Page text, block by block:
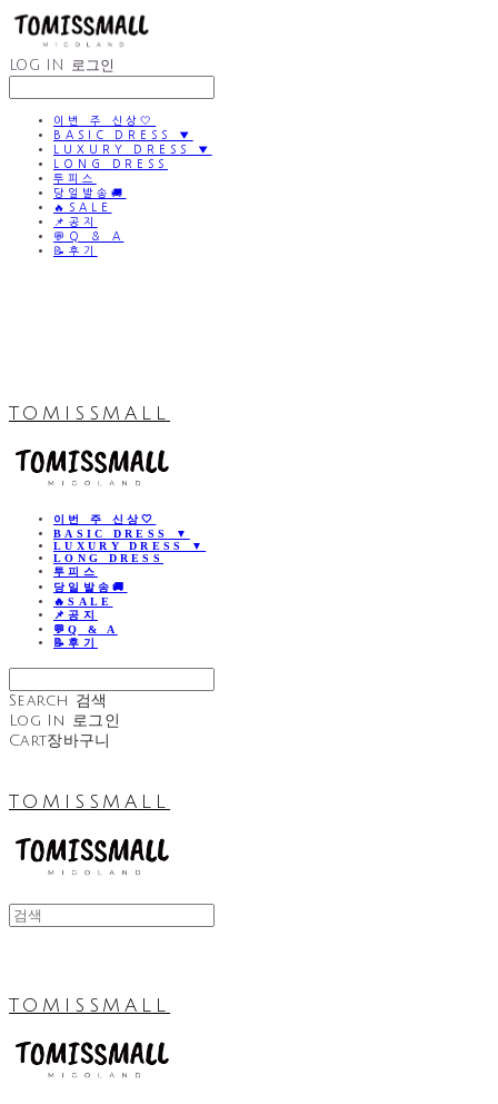
LOG IN 로그인
이번 주 신상🤍
BASIC DRESS ▼
LUXURY DRESS ▼
LONG DRESS
투피스
당일발송🚚
🔥SALE
📌공지
💬Q & A
📝후기
TOMISSMALL
이번 주 신상🤍
BASIC DRESS ▼
LUXURY DRESS ▼
LONG DRESS
투피스
당일발송🚚
🔥SALE
📌공지
💬Q & A
📝후기
Search 검색
Log In 로그인
Cart장바구니
TOMISSMALL
TOMISSMALL